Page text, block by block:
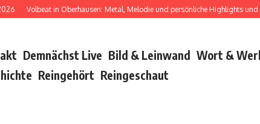
Volbeat in Oberhausen: Metal, Melodie und persönliche Highlights und Bush
Demnächst Live Bild & Leinwand Wort &
Reingehört Reingeschaut